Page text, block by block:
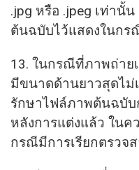
.jpg หรือ .jpeg เท่านั้
ต้นฉบับไว้แสดงในกร
13. ในกรณีที่ภาพถ่าย
มีขนาดด้านยาวสุดไม่
รักษาไฟล์ภาพต้นฉบับ
หลังการแต่งแล้ว ในค
กรณีมีการเรียกตรวจ